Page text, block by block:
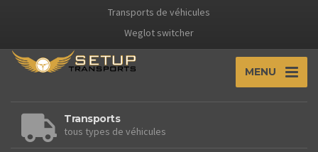
Transports de véhicules
Weglot switcher
MENU
Transports
tous types de véhicules